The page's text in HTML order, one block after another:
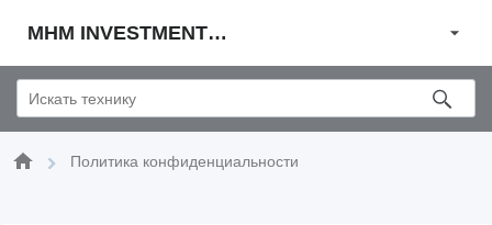
MHM INVESTMENTS COMPANY Sp.z o.o.
Политика конфиденциальности